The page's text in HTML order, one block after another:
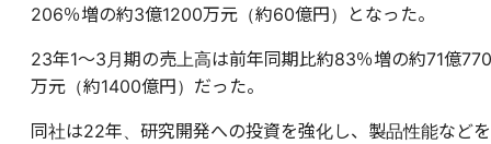
206％増の約3億1200万元（約60億円）となった。
23年1～3月期の売上高は前年同期比約83％増の約71億
万元（約1400億円）だった。
同社は22年、研究開発への投資を強化し、製品性能などを